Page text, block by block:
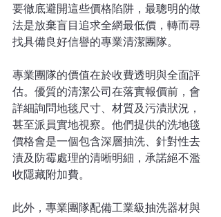
要徹底避開這些價格陷阱，最聰明的做
法是放棄盲目追求全網最低價，轉而尋
找具備良好信譽的專業清潔團隊。
專業團隊的價值在於收費透明與全面評
估。優質的清潔公司在落實報價前，會
詳細詢問地毯尺寸、材質及污漬狀況，
甚至派員實地視察。他們提供的洗地毯
價格會是一個包含深層抽洗、針對性去
漬及防霉處理的清晰明細，承諾絕不濫
收隱藏附加費。
此外，專業團隊配備工業級抽洗器材與